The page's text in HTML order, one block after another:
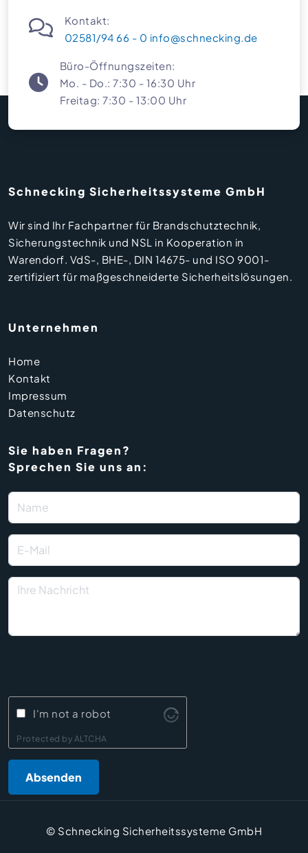
Kontakt:
02581/94 66 - 0 info@schnecking.de
Büro-Öffnungszeiten:
Mo. - Do.: 7:30 - 16:30 Uhr
Freitag: 7:30 - 13:00 Uhr
Schnecking Sicherheitssysteme GmbH
Wir sind Ihr Fachpartner für Brandschutztechnik,
Sicherungstechnik und NSL in Kooperation in
Warendorf. VdS-, BHE-, DIN 14675- und ISO 9001-
zertifiziert für maßgeschneiderte Sicherheitslösungen.
Unternehmen
Home
Kontakt
Impressum
Datenschutz
Sie haben Fragen?
Sprechen Sie uns an:
I'm not a robot
Protected by ALTCHA
Absenden
© Schnecking Sicherheitssysteme GmbH